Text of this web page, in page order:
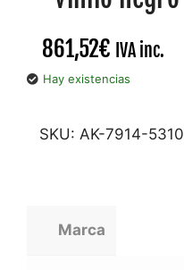
861,52€ IVA inc.
Hay existencias
SKU: AK-7914-5310
Marca